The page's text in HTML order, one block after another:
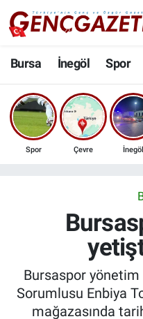
Bursa İnegöl Spor
Spor Çevre İnegöl
Bursaspor
Sorumlusu Enbiya
mağazasında
Bursa
İnegöl
3.SAYFA
Ekonomi
İnanç
Nöbetçi Eczaneler
Hava Durumu
Trafik Durumu
Son Dakika
Haber Arşivi